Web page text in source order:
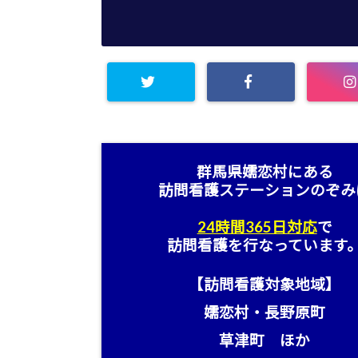
群馬県嬬恋村にある
訪問看護ステーションのぞ
24時間365日対応で
訪問看護を行なっています
【訪問看護対象地域】
嬬恋村・長野原町
草津町 ほか